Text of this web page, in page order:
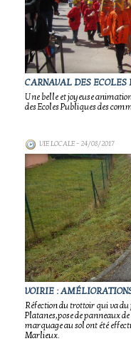
CARNAVAL DES ECOLES
Une belle et joyeuse
des Ecoles Publiques des
VIE LOCALE- 24/08/2017
VOIRIE :
Réfection du trottoir qui va du
Platanes,pose de panneaux
marquage au sol ont été
Marlieux.